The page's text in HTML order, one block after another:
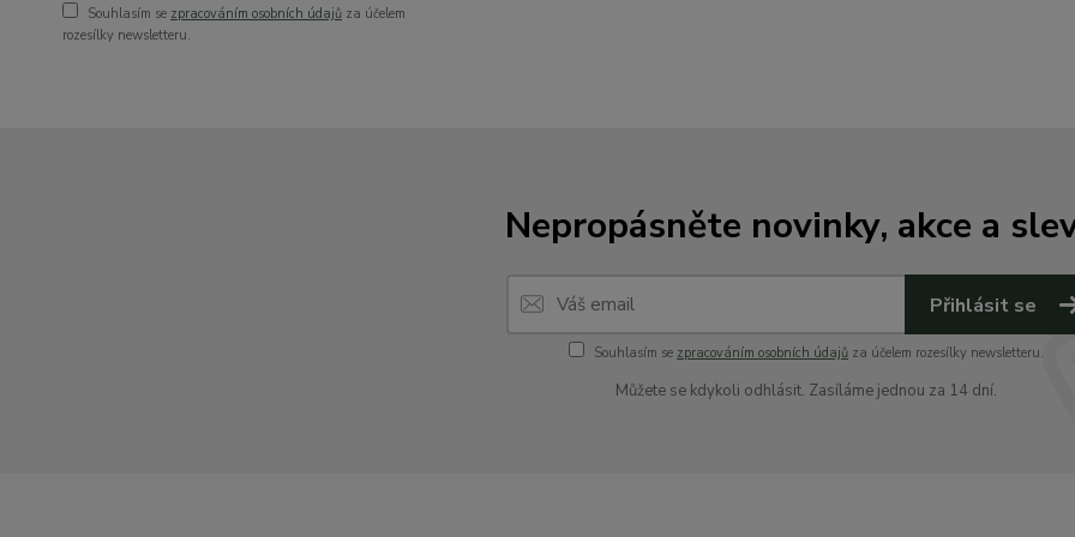
Souhlasím se zpracováním osobních údajů za účelem
rozesílky newsletteru.
Nepropásněte novinky, akce a
Přihlásit se
Souhlasím se zpracováním osobních údajů za účelem rozesílky newsletteru.
Můžete se kdykoli odhlásit. Zasíláme jednou za 14 dní.